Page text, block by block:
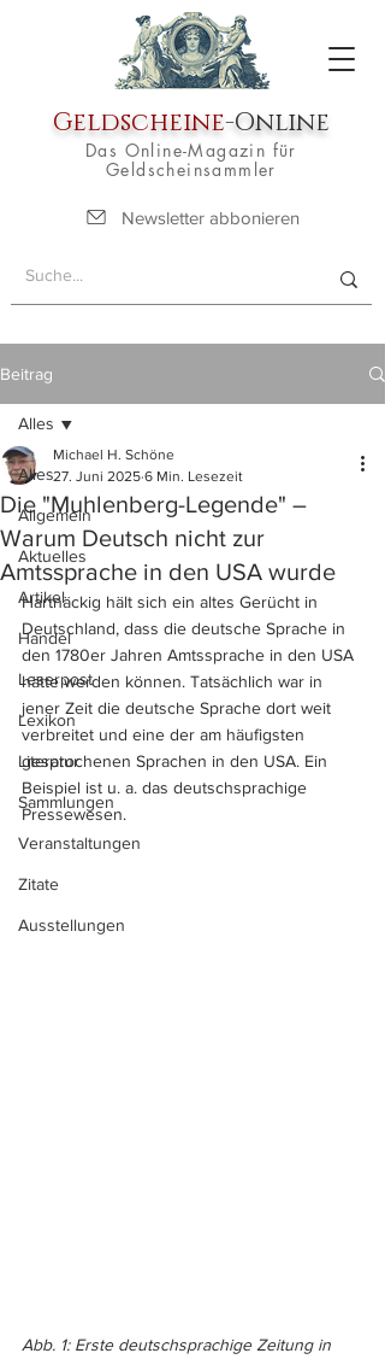
Geldscheine-Online
Das Online-Magazin für
Geldscheinsammler
Newsletter abbonieren
Beitrag
Alles
Allgemein
Aktuelles
Artikel
Handel
Leserpost
Lexikon
Literatur
Sammlungen
Veranstaltungen
Zitate
Ausstellungen
Alles
Die "Muhlenberg-Legende" –
Warum Deutsch nicht zur
Amtssprache in den USA wurde
Michael H. Schöne
27. Juni 2025 6 Min. Lesezeit
Hartnäckig hält sich ein altes Gerücht in
Deutschland, dass die deutsche Sprache in
den 1780er Jahren Amtssprache in den USA
hätte werden können. Tatsächlich war in
jener Zeit die deutsche Sprache dort weit
verbreitet und eine der am häufigsten
gesprochenen Sprachen in den USA. Ein
Beispiel ist u. a. das deutschsprachige
Pressewesen.
Abb. 1: Erste deutschsprachige Zeitung in